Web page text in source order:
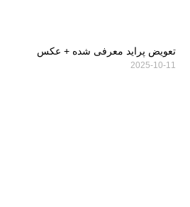
تعویض پراید معرفی شده + عکس
2025-10-11